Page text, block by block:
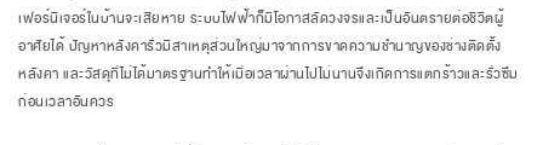
เฟอร์นิเจอร์ในบ้านจะเสียหาย ระบบไฟฟ้าก็มีโอกาสลัดวงจรและเป็นอันตรายต่อชีวิตผู้
อาศัยได้ ปัญหาหลังคารั่วมีสาเหตุส่วนใหญ่มาจากการขาดความชำนาญของช่างติดตั้ง
หลังคา และวัสดุที่ไม่ได้มาตรฐานทำให้เมื่อเวลาผ่านไปไม่นานจึงเกิดการแตกร้าวและรั่วซึม
ก่อนเวลาอันควร